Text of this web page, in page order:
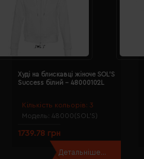
Кількість кольорів: 3
Модель: 48000(SOL’S)
Худі на блискавці жіноче SOL'S
Success білий - 48000102L
1739.78 грн
Детальніше...